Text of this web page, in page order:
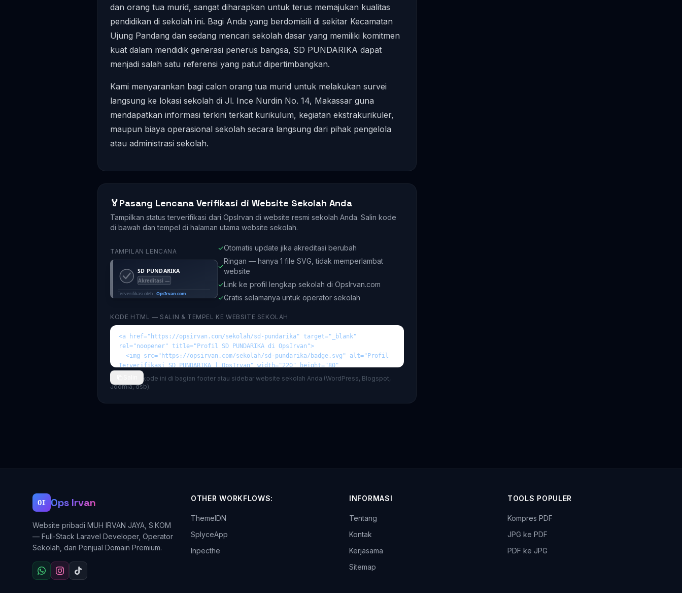
dan orang tua murid, sangat diharapkan untuk terus memajukan kualitas
pendidikan di sekolah ini. Bagi Anda yang berdomisili di sekitar Kecamatan
Ujung Pandang dan sedang mencari sekolah dasar yang memiliki komitmen
kuat dalam mendidik generasi penerus bangsa, SD PUNDARIKA dapat
menjadi salah satu referensi yang patut dipertimbangkan.
Kami menyarankan bagi calon orang tua murid untuk melakukan survei
langsung ke lokasi sekolah di Jl. Ince Nurdin No. 14, Makassar guna
mendapatkan informasi terkini terkait kurikulum, kegiatan ekstrakurikuler,
maupun biaya operasional sekolah secara langsung dari pihak pengelola
atau administrasi sekolah.
🏅Pasang Lencana Verifikasi di Website Sekolah Anda
Tampilkan status terverifikasi dari OpsIrvan di website resmi sekolah Anda. Salin kode
di bawah dan tempel di halaman utama website sekolah.
TAMPILAN LENCANA ✓Otomatis update jika akreditasi berubah
✓
Ringan — hanya 1 file SVG, tidak memperlambat
website
✓Link ke profil lengkap sekolah di OpsIrvan.com
✓Gratis selamanya untuk operator sekolah
KODE HTML — SALIN & TEMPEL KE WEBSITE SEKOLAH
💡 Tempel kode ini di bagian footer atau sidebar website sekolah Anda (WordPress, Blogspot,
Joomla, dsb).
OI Ops Irvan
Website pribadi MUH IRVAN JAYA, S.KOM
— Full-Stack Laravel Developer, Operator
Sekolah, dan Penjual Domain Premium.
OTHER WORKFLOWS:
ThemeIDN
SplyceApp
Inpecthe
INFORMASI
Tentang
Kontak
Kerjasama
Sitemap
TOOLS POPULER
Kompres PDF
JPG ke PDF
PDF ke JPG